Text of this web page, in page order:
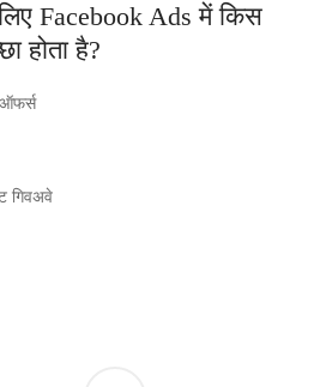
Facebook Ads में किस
होता है?
गिवअवे